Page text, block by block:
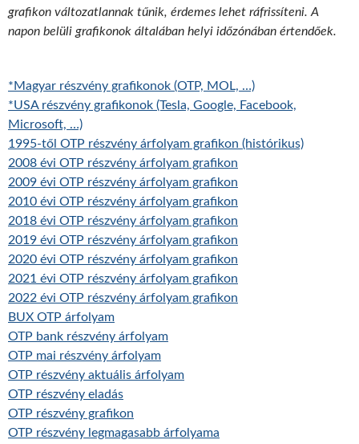
grafikon változatlannak tűnik, érdemes lehet ráfrissíteni. A
napon belüli grafikonok általában helyi időzónában értendőek.
*Magyar részvény grafikonok (OTP, MOL, …)
*USA részvény grafikonok (Tesla, Google, Facebook,
Microsoft, …)
1995-től OTP részvény árfolyam grafikon (histórikus)
2008 évi OTP részvény árfolyam grafikon
2009 évi OTP részvény árfolyam grafikon
2010 évi OTP részvény árfolyam grafikon
2018 évi OTP részvény árfolyam grafikon
2019 évi OTP részvény árfolyam grafikon
2020 évi OTP részvény árfolyam grafikon
2021 évi OTP részvény árfolyam grafikon
2022 évi OTP részvény árfolyam grafikon
BUX OTP árfolyam
OTP bank részvény árfolyam
OTP mai részvény árfolyam
OTP részvény aktuális árfolyam
OTP részvény eladás
OTP részvény grafikon
OTP részvény legmagasabb árfolyama